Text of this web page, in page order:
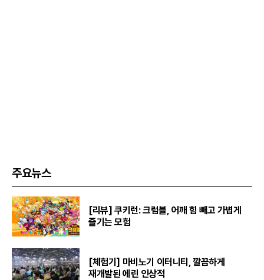
주요뉴스
[리뷰] 쿠키런: 크럼블, 어깨 힘 빼고 가볍게
즐기는 모험
[체험기] 마비노기 이터니티, 깔끔하게
재개발된 에린 인상적